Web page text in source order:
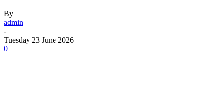
By
admin
-
Tuesday 23 June 2026
0